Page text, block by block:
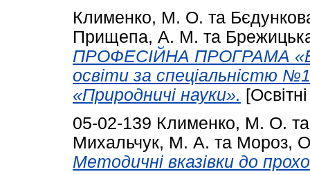
Клименко, М. О. та
Прищепа, А. М. та
ПРОФЕСІЙНА ПРОГРАМА
освіти за спеціальністю
«Природничі науки».
05-02-139 Клименко, М. О.
Михальчук, М. А. та Мороз,
Методичні вказівки до